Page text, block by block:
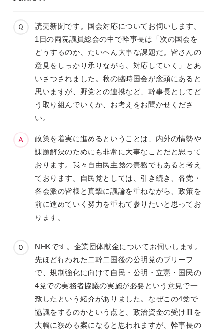
読売新聞です。国会対応についてお伺いします。
1日の両院議員総会の中で幹事長は「次の国会を
どうするのか、たいへん大事な課題だ。皆さんの
意見をしっかり承りながら、対応していく」とあ
いさつされました。秋の臨時国会が念頭にあると
思いますが、野党との連携など、幹事長としてど
う取り組んでいくか、お考えをお聞かせくださ
い。
政策を着実に進めるということは、内外の情勢や
課題解決のためにも非常に大事なことだと思って
おります。我々自由民主党の責務でもあると考え
ております。自民党としては、引き続き、各党・
各会派の皆様と真摯に議論を重ねながら、政策を
前に進めていく努力を重ねて参りたいと思ってお
ります。
NHKです。企業団体献金についてお伺いします。
先ほど行われた二幹二国後の公明党のブリーフ
で、規制強化に向けて自民・公明・立憲・国民の
4党での実務者協議の実施が必要という意見で一
致したという紹介がありました。なぜこの4党で
協議をするのかという点と、政治資金の受け皿を
大幅に狭める案になると思われますが、幹事長の